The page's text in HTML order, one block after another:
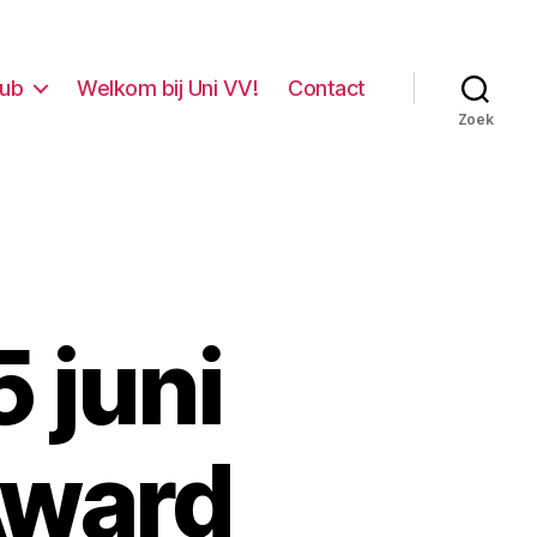
Welkom bij Uni VV! Contact
Zoek
juni